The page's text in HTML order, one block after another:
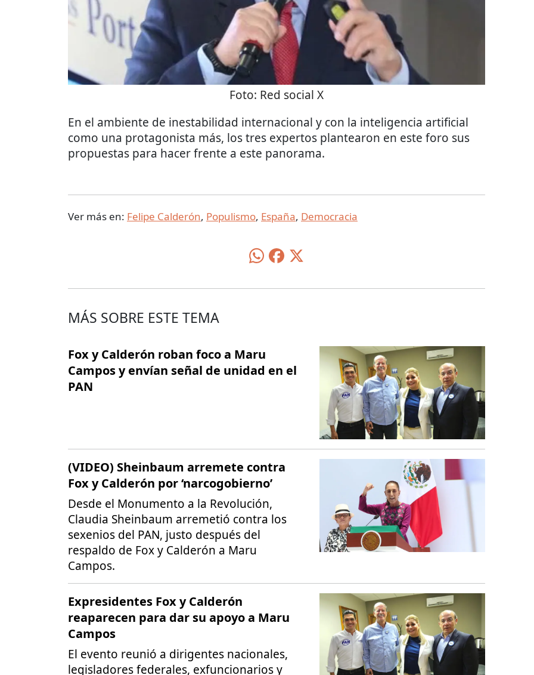
Foto: Red social X
En el ambiente de inestabilidad internacional y con la inteligencia artificial
como una protagonista más, los tres expertos plantearon en este foro sus
propuestas para hacer frente a este panorama.
Ver más en: Felipe Calderón, Populismo, España, Democracia
MÁS SOBRE ESTE TEMA
Fox y Calderón roban foco a Maru
Campos y envían señal de unidad en el
PAN
(VIDEO) Sheinbaum arremete contra
Fox y Calderón por ‘narcogobierno’
Desde el Monumento a la Revolución,
Claudia Sheinbaum arremetió contra los
sexenios del PAN, justo después del
respaldo de Fox y Calderón a Maru
Campos.
Expresidentes Fox y Calderón
reaparecen para dar su apoyo a Maru
Campos
El evento reunió a dirigentes nacionales,
legisladores federales, exfuncionarios y